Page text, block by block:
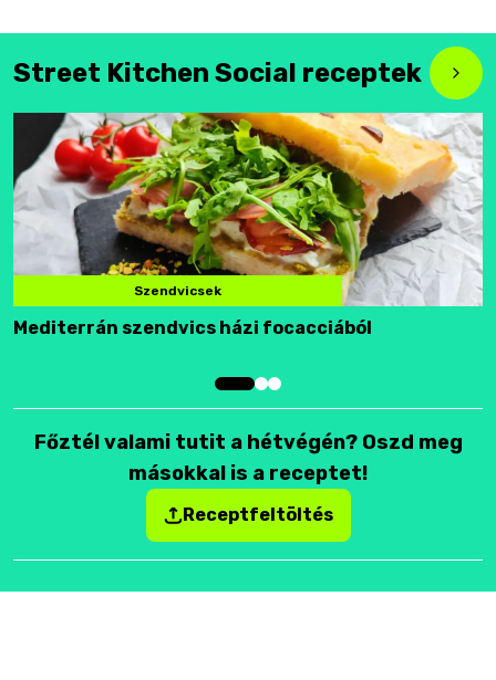
Street Kitchen Social receptek
Szendvicsek
Mediterrán szendvics házi focacciából
Főztél valami tutit a hétvégén? Oszd meg
másokkal is a receptet!
Receptfeltöltés